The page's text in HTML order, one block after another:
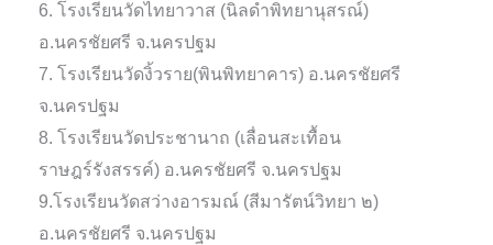
6. โรงเรียนวัดไทยาวาส (นิลดำพิทยานุสรณ์)
อ.นครชัยศรี จ.นครปฐม
7. โรงเรียนวัดงิ้วราย(พินพิทยาคาร) อ.นครชัยศรี
จ.นครปฐม
8. โรงเรียนวัดประชานาถ (เลื่อนสะเทื้อน
ราษฎร์รังสรรค์) อ.นครชัยศรี จ.นครปฐม
9.โรงเรียนวัดสว่างอารมณ์ (สีมารัตน์วิทยา ๒)
อ.นครชัยศรี จ.นครปฐม